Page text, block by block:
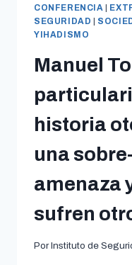
CONFERENCIA
SEGURIDAD
YIHADISMO
Manuel
historia
una
amenaza
sufren
Por Instituto de